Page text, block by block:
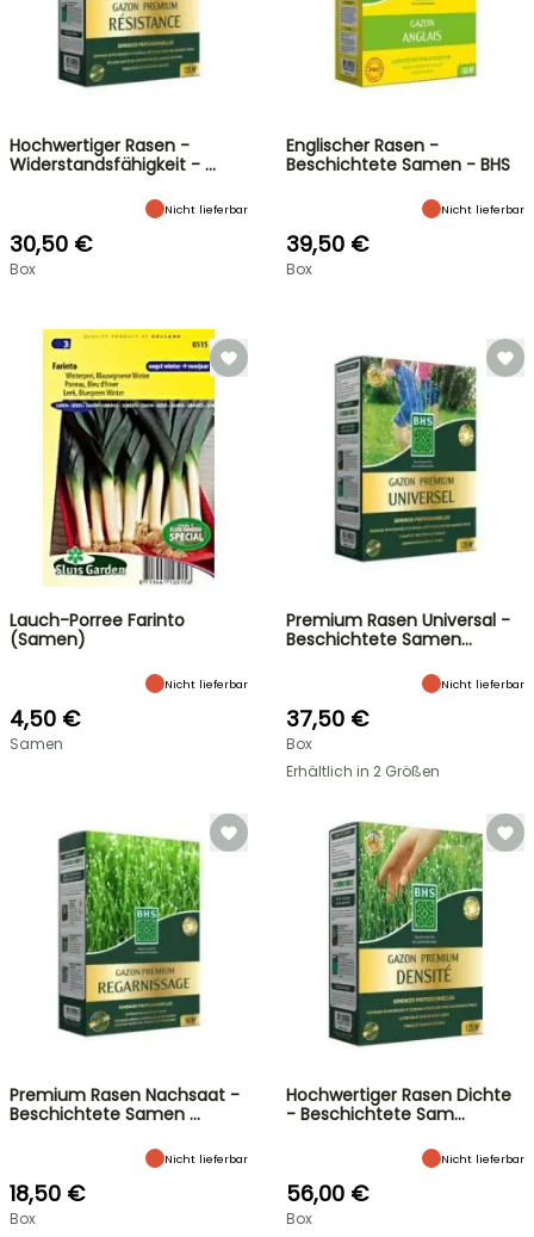
Hochwertiger Rasen -
Widerstandsfähigkeit - …
Nicht lieferbar
30,50 €
Box
Englischer Rasen -
Beschichtete Samen - BHS
Nicht lieferbar
39,50 €
Box
Lauch-Porree Farinto
(Samen)
Nicht lieferbar
4,50 €
Samen
Premium Rasen Universal -
Beschichtete Samen…
Nicht lieferbar
37,50 €
Box
Erhältlich in 2 Größen
Premium Rasen Nachsaat -
Beschichtete Samen …
Nicht lieferbar
18,50 €
Box
Hochwertiger Rasen Dichte
- Beschichtete Sam…
Nicht lieferbar
56,00 €
Box